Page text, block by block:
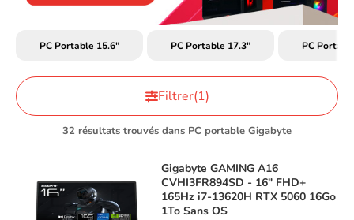
PC Portable 15.6" PC Portable 17.3" PC
32 résultats trouvés dans PC portable Gigabyte
Filtrer(1)
Gigabyte GAMING A16
CVHI3FR894SD - 16" FHD+
165Hz i7-13620H RTX 5060 16Go
1To Sans OS